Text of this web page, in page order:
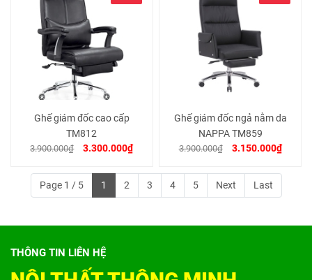
Ghế giám đốc cao cấp
TM812
3.900.000₫ 3.300.000₫
Ghế giám đốc ngả nằm da
NAPPA TM859
3.900.000₫ 3.150.000₫
Page 1 / 5 1 2 3 4 5 Next Last
THÔNG TIN LIÊN HỆ